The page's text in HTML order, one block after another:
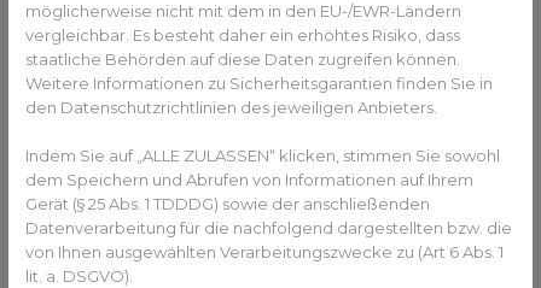
Vitamin D bei zu wenig Sonne
einnehmen
Die Versorgung mit Vitamin D lässt sich kaum durch die
„Sonnenvitamin“ genannt; es wird durch die Haut gebildet,
wenn sie mit UV-Strahlung in Kontakt kommt. In der
Ernährung ist es nur in fettem Fisch, Eigelb oder Leber
enthalten. Da in Deutschland die Sonnenstunden im
Herbst und Winter überschaubar sind, kann es zu einem
möglicherweise nicht mit dem in den EU-/EWR-Ländern
vergleichbar. Es besteht daher ein erhöhtes Risiko, dass
staatliche Behörden auf diese Daten zugreifen können.
Weitere Informationen zu Sicherheitsgarantien finden Sie in
den Datenschutzrichtlinien des jeweiligen Anbieters.
Indem Sie auf „ALLE ZULASSEN“ klicken, stimmen Sie sowohl
dem Speichern und Abrufen von Informationen auf Ihrem
Gerät (§ 25 Abs. 1 TDDDG) sowie der anschließenden
Datenverarbeitung für die nachfolgend dargestellten bzw. die
von Ihnen ausgewählten Verarbeitungszwecke zu (Art 6 Abs. 1
lit. a. DSGVO).